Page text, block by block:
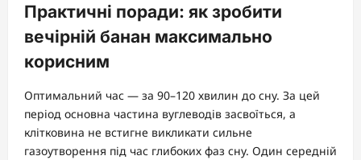
Практичні поради: як зробити
вечірній банан максимально
корисним
Оптимальний час — за 90–120 хвилин до сну. За цей
період основна частина вуглеводів засвоїться, а
клітковина не встигне викликати сильне
газоутворення під час глибоких фаз сну. Один середній